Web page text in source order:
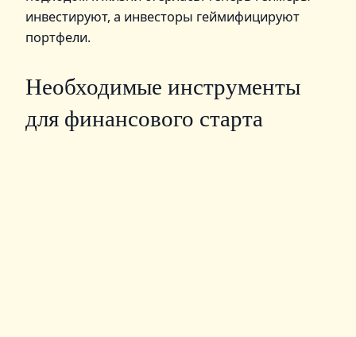
инвестируют, а инвесторы геймифицируют
портфели.
Необходимые инструменты
для финансового старта